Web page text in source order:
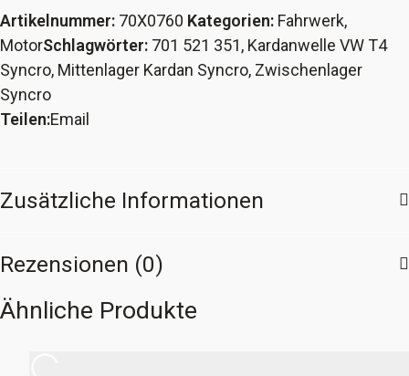
Artikelnummer: 70X0760 Kategorien: Fahrwerk,
MotorSchlagwörter: 701 521 351, Kardanwelle VW T4
Syncro, Mittenlager Kardan Syncro, Zwischenlager
Syncro
Teilen:Email
Zusätzliche Informationen
Rezensionen (0)
Ähnliche Produkte